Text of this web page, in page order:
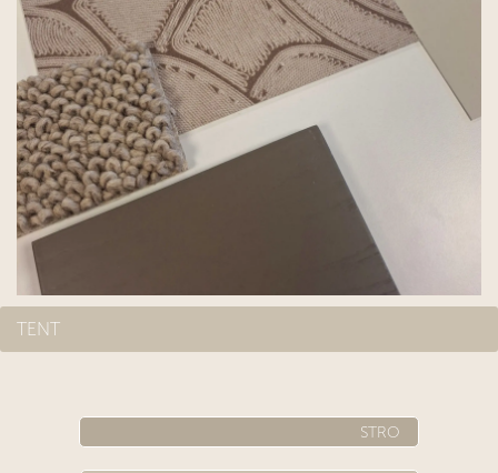
TENT
STRO